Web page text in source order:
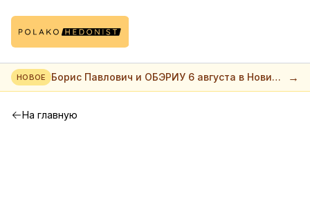
НОВОЕ
Борис Павлович и ОБЭРИУ 6 августа в Нови
саде
→
На главную